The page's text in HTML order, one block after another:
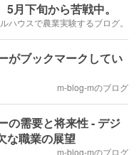
月下旬から苦戦中。
ハウスで農業実験するブログ。
がブックマークしてい
m-blog-mのブログ
の需要と将来性 - デジ
な職業の展望
m-blog-mのブログ